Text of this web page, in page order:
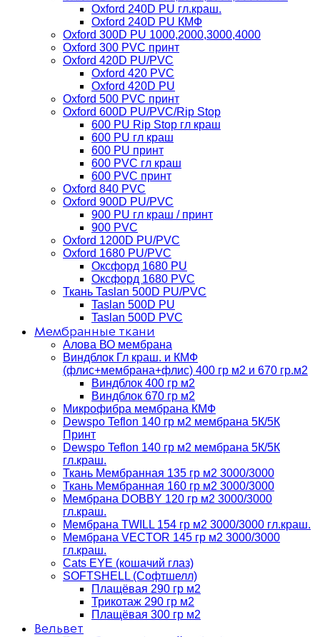
Oxford 240D PU гл.краш.
Oxford 240D PU КМФ
Oxford 300D PU 1000,2000,3000,4000
Oxford 300 PVC принт
Oxford 420D PU/PVC
Oxford 420 PVC
Oxford 420D PU
Oxford 500 PVC принт
Oxford 600D PU/PVC/Rip Stop
600 PU Rip Stop гл краш
600 PU гл краш
600 PU принт
600 PVC гл краш
600 PVC принт
Oxford 840 PVC
Oxford 900D PU/PVC
900 PU гл краш / принт
900 PVC
Oxford 1200D PU/PVC
Oxford 1680 PU/PVC
Оксфорд 1680 PU
Оксфорд 1680 PVC
Ткань Taslan 500D PU/PVC
Taslan 500D PU
Taslan 500D PVC
Мембранные ткани
Алова ВО мембрана
Виндблок Гл краш. и КМФ
(флис+мембрана+флис) 400 гр м2 и 670 гр.м2
Виндблок 400 гр м2
Виндблок 670 гр м2
Микрофибра мембрана КМФ
Dewspo Teflon 140 гр м2 мембрана 5К/5К
Принт
Dewspo Teflon 140 гр м2 мембрана 5К/5К
гл.краш.
Ткань Мембранная 135 гр м2 3000/3000
Ткань Мембранная 160 гр м2 3000/3000
Мембрана DOBBY 120 гр м2 3000/3000
гл.краш.
Мембрана TWILL 154 гр м2 3000/3000 гл.краш.
Мембрана VECTOR 145 гр м2 3000/3000
гл.краш.
Cats EYE (кошачий глаз)
SOFTSHELL (Софтшелл)
Плащёвая 290 гр м2
Трикотаж 290 гр м2
Плащёвая 300 гр м2
Вельвет